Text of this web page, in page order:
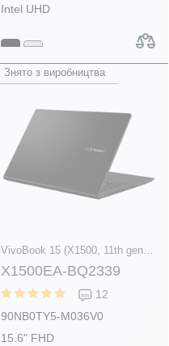
Intel UHD
Знято з виробництва
X1500EA-BQ2339
12
90NB0TY5-M036V0
15.6" FHD